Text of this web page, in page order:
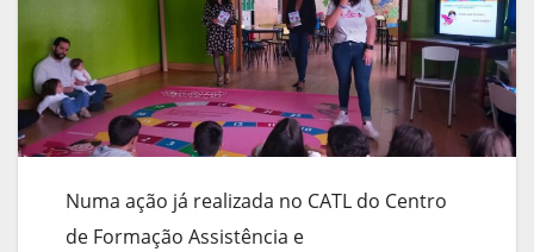
Numa ação já realizada no CATL do Centro
de Formação Assistência e